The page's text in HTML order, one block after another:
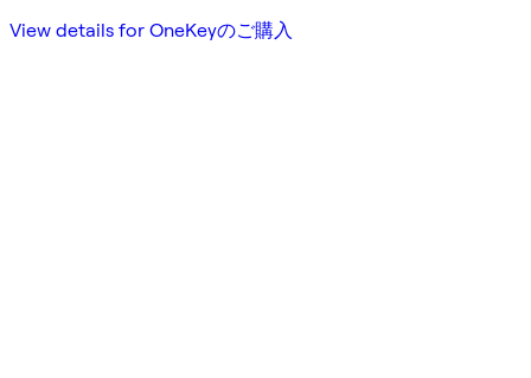
View details for OneKeyのご購入